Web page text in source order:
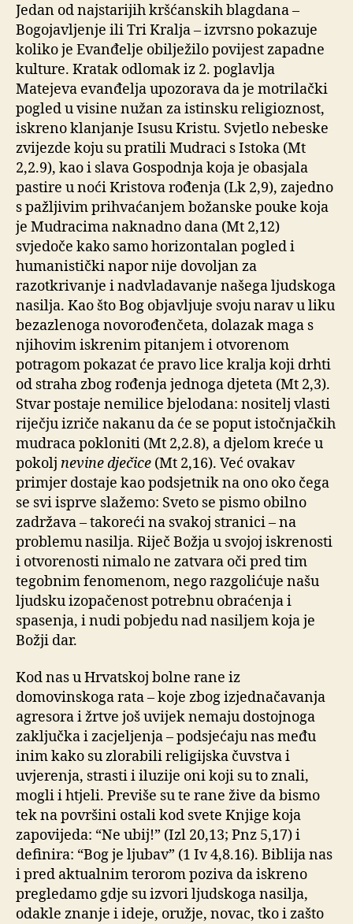
Jedan od najstarijih kršćanskih blagdana –
Bogojavljenje ili Tri Kralja – izvrsno pokazuje
koliko je Evanđelje obilježilo povijest zapadne
kulture. Kratak odlomak iz 2. poglavlja
Matejeva evanđelja upozorava da je motrilački
pogled u visine nužan za istinsku religioznost,
iskreno klanjanje Isusu Kristu. Svjetlo nebeske
zvijezde koju su pratili Mudraci s Istoka (Mt
2,2.9), kao i slava Gospodnja koja je obasjala
pastire u noći Kristova rođenja (Lk 2,9), zajedno
s pažljivim prihvaćanjem božanske pouke koja
je Mudracima naknadno dana (Mt 2,12)
svjedoče kako samo horizontalan pogled i
humanistički napor nije dovoljan za
razotkrivanje i nadvladavanje našega ljudskoga
nasilja. Kao što Bog objavljuje svoju narav u liku
bezazlenoga novorođenčeta, dolazak maga s
njihovim iskrenim pitanjem i otvorenom
potragom pokazat će pravo lice kralja koji drhti
od straha zbog rođenja jednoga djeteta (Mt 2,3).
Stvar postaje nemilice bjelodana: nositelj vlasti
riječju izriče nakanu da će se poput istočnjačkih
mudraca pokloniti (Mt 2,2.8), a djelom kreće u
pokolj nevine dječice (Mt 2,16). Već ovakav
primjer dostaje kao podsjetnik na ono oko čega
se svi isprve slažemo: Sveto se pismo obilno
zadržava – takoreći na svakoj stranici – na
problemu nasilja. Riječ Božja u svojoj iskrenosti
i otvorenosti nimalo ne zatvara oči pred tim
tegobnim fenomenom, nego razgolićuje našu
ljudsku izopačenost potrebnu obraćenja i
spasenja, i nudi pobjedu nad nasiljem koja je
Božji dar.
Kod nas u Hrvatskoj bolne rane iz
domovinskoga rata ­– koje zbog izjednačavanja
agresora i žrtve još uvijek nemaju dostojnoga
zaključka i zacjeljenja ­– podsjećaju nas među
inim kako su zlorabili religijska čuvstva i
uvjerenja, strasti i iluzije oni koji su to znali,
mogli i htjeli. Previše su te rane žive da bismo
tek na površini ostali kod svete Knjige koja
zapovijeda: “Ne ubij!” (Izl 20,13; Pnz 5,17) i
definira: “Bog je ljubav” (1 Iv 4,8.16). Biblija nas
i pred aktualnim terorom poziva da iskreno
pregledamo gdje su izvori ljudskoga nasilja,
odakle znanje i ideje, oružje, novac, tko i zašto